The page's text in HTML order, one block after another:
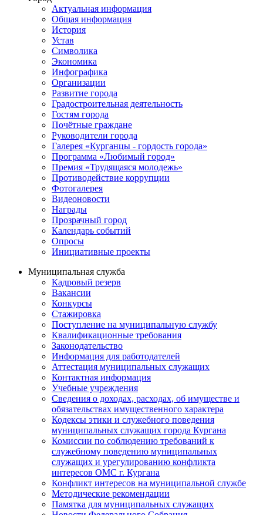
Актуальная информация
Общая информация
История
Устав
Символика
Экономика
Инфографика
Организации
Развитие города
Градостроительная деятельность
Гостям города
Почётные граждане
Руководители города
Галерея «Курганцы - гордость города»
Программа «Любимый город»
Премия «Трудящаяся молодежь»
Противодействие коррупции
Фотогалерея
Видеоновости
Награды
Прозрачный город
Календарь событий
Опросы
Инициативные проекты
Муниципальная служба
Кадровый резерв
Вакансии
Конкурсы
Стажировка
Поступление на муниципальную службу
Квалификационные требования
Законодательство
Информация для работодателей
Аттестация муниципальных служащих
Контактная информация
Учебные учреждения
Сведения о доходах, расходах, об имуществе и
обязательствах имущественного характера
Кодексы этики и служебного поведения
муниципальных служащих города Кургана
Комиссии по соблюдению требований к
служебному поведению муниципальных
служащих и урегулированию конфликта
интересов ОМС г. Кургана
Конфликт интересов на муниципальной службе
Методические рекомендации
Памятка для муниципальных служащих